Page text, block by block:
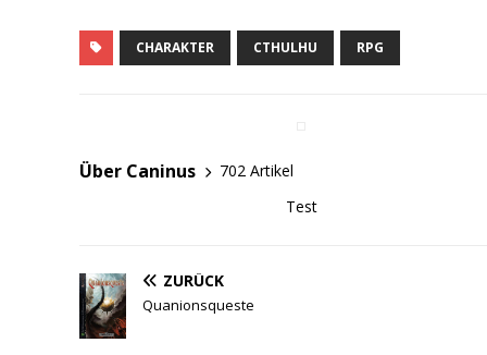
CHARAKTER CTHULHU RPG
Über Caninus
702 Artikel
Test
ZURÜCK
Quanionsqueste